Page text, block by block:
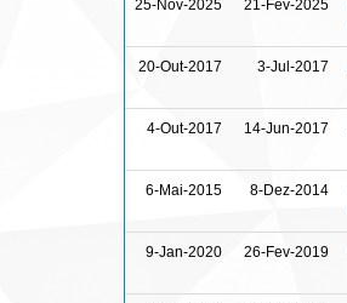
25-Nov-2025 21-Fev-2025
20-Out-2017 3-Jul-2017
4-Out-2017 14-Jun-2017
6-Mai-2015 8-Dez-2014
9-Jan-2020 26-Fev-2019